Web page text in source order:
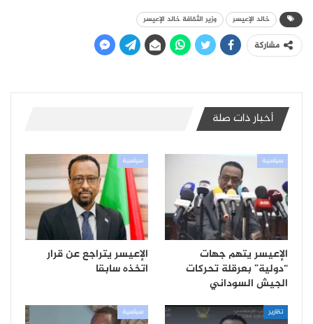
خالد الإعيسر وزير الثقافة خالد الإعيسر
مشاركة
أخبار ذات صلة
سياسية
الإعيسر يتهم جهات
“دولية” بعرقلة تحركات
الجيش السوداني
سياسية
الإعيسر يتراجع عن قرار
اتخذه سابقا
تقارير سياسية